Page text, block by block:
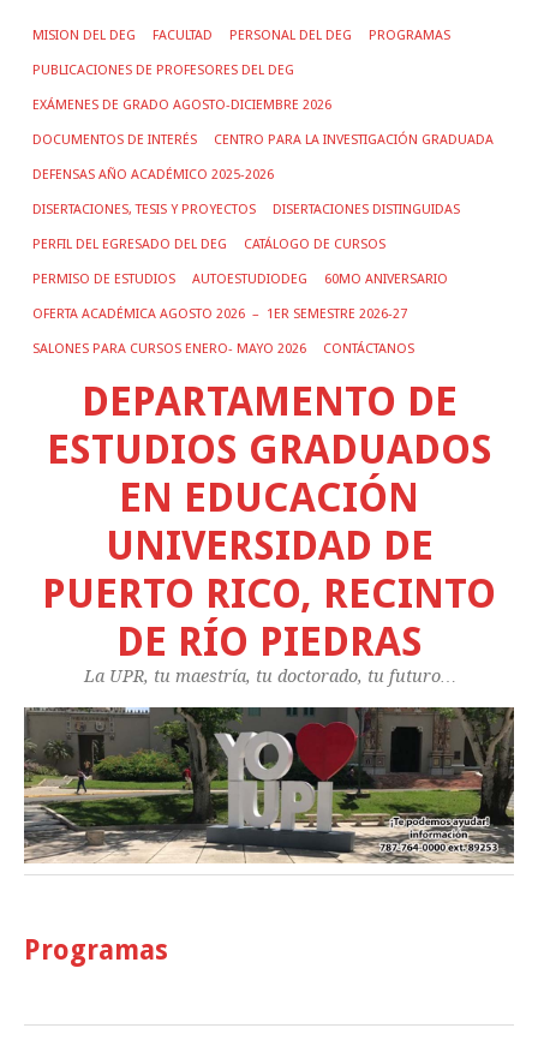
MISION DEL DEG FACULTAD PERSONAL DEL DEG PROGRAMAS
PUBLICACIONES DE PROFESORES DEL DEG
EXÁMENES DE GRADO AGOSTO-DICIEMBRE 2026
DOCUMENTOS DE INTERÉS CENTRO PARA LA INVESTIGACIÓN GRADUADA
DEFENSAS AÑO ACADÉMICO 2025-2026
DISERTACIONES, TESIS Y PROYECTOS DISERTACIONES DISTINGUIDAS
PERFIL DEL EGRESADO DEL DEG CATÁLOGO DE CURSOS
PERMISO DE ESTUDIOS AUTOESTUDIODEG 60MO ANIVERSARIO
OFERTA ACADÉMICA AGOSTO 2026 – 1ER SEMESTRE 2026-27
SALONES PARA CURSOS ENERO- MAYO 2026 CONTÁCTANOS
DEPARTAMENTO DE
ESTUDIOS GRADUADOS
EN EDUCACIÓN
UNIVERSIDAD DE
PUERTO RICO, RECINTO
DE RÍO PIEDRAS
La UPR, tu maestría, tu doctorado, tu futuro…
Programas